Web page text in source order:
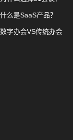
什么是SaaS产品？
数字办会VS传统办会